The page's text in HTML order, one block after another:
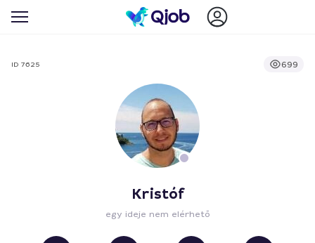
ID 7625 699
Kristóf
egy ideje nem elérhető